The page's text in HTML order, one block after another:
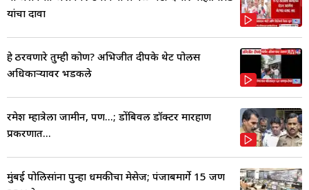
यांचा दावा
हे ठरवणारे तुम्ही कोण? अभिजीत दीपके थेट पोलीस
अधिकाऱ्यावर भडकले
रमेश म्हात्रेला जामीन, पण...; डोंबिवली डॉक्टर मारहाण
प्रकरणात...
मुंबई पोलिसांना पुन्हा धमकीचा मेसेज; पंजाबमार्गे 15 जण